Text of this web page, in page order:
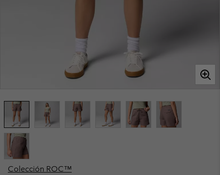
Colección ROC™